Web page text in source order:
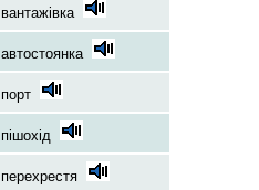
вантажівка
автостоянка
порт
пішохід
перехрестя